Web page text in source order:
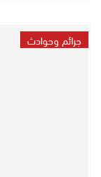
جرائم وحوادث